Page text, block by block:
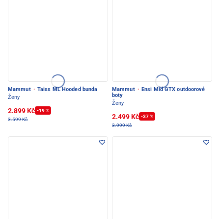
Mammut · Taiss ML Hooded bunda
Ženy
2.899 Kč -19 %
3.599 Kč
Mammut · Ensi Mid GTX outdoorové
boty
Ženy
2.499 Kč -37 %
3.999 Kč